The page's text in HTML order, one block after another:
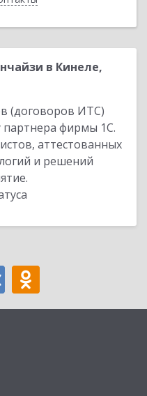
в Кинеле,
(договоров ИТС)
фирмы 1С.
аттестованных
и решений